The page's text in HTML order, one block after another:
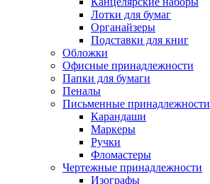
Лотки для бумаг
Органайзеры
Подставки для книг
Обложки
Офисные принадлежности
Папки для бумаги
Пеналы
Письменные принадлежности
Карандаши
Маркеры
Ручки
Фломастеры
Чертежные принадлежности
Изографы